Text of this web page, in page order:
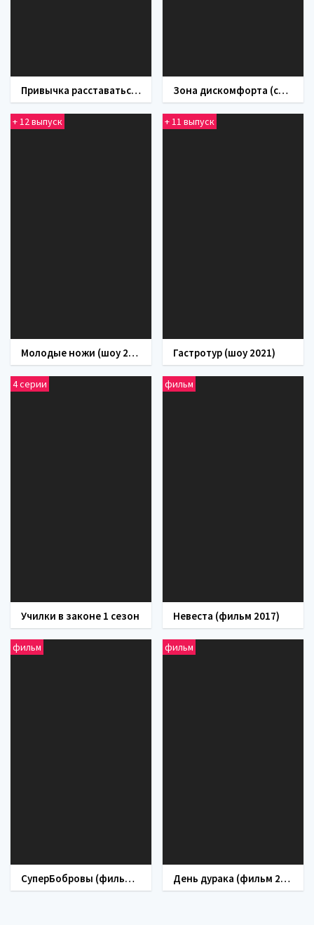
Привычка расставаться (фильм 2013) Зона дискомфорта (сериал 2020)
+ 12 выпуск
Молодые ножи (шоу 2021)
+ 11 выпуск
Гастротур (шоу 2021)
4 серии
Училки в законе 1 сезон
фильм
Невеста (фильм 2017)
фильм
СуперБобровы (фильм 2016)
фильм
День дурака (фильм 2014)